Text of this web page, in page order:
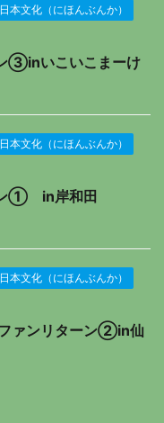
日本文化（にほんぶんか）
③inいこいこまーけ
日本文化（にほんぶんか）
ン① in岸和田
日本文化（にほんぶんか）
ァンリターン②in仙